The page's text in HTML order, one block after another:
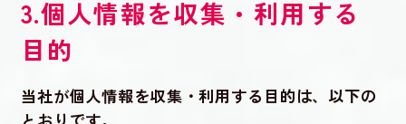
3.個人情報を収集・利用する
目的
当社が個人情報を収集・利用する目的は、以下の